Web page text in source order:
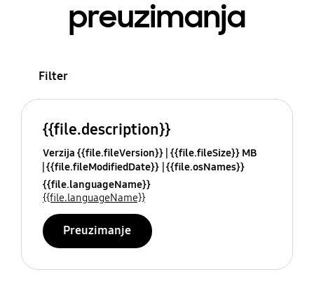
preuzimanja
Filter
{{file.description}}
Verzija {{file.fileVersion}} {{file.fileSize}} MB
{{file.fileModifiedDate}} {{file.osNames}}
{{file.languageName}}
{{file.languageName}}
Preuzimanje